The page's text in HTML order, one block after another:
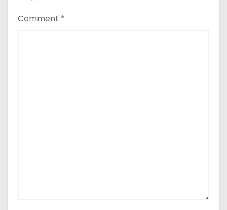
Comment *